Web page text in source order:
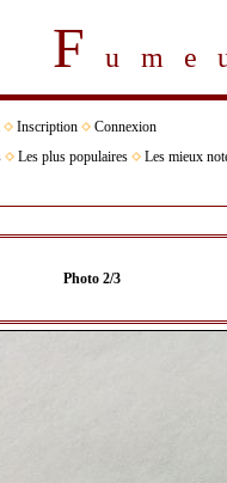
F
Inscription
Connexion
Les plus populaires Les mieux
Photo 2/3